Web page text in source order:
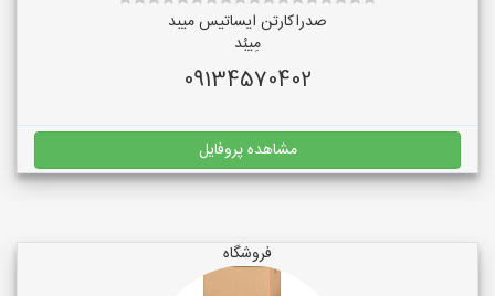
صدراکارتن ایساتیس میبد
مِیبُد
09134570402
مشاهده پروفایل
فروشگاه